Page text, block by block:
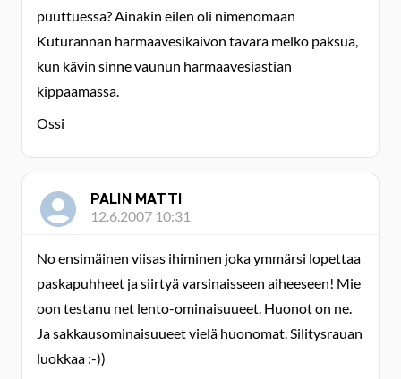
puuttuessa? Ainakin eilen oli nimenomaan
Kuturannan harmaavesikaivon tavara melko paksua,
kun kävin sinne vaunun harmaavesiastian
kippaamassa.
Ossi
PALIN MATTI
12.6.2007 10:31
No ensimäinen viisas ihiminen joka ymmärsi lopettaa
paskapuhheet ja siirtyä varsinaisseen aiheeseen! Mie
oon testanu net lento-ominaisuueet. Huonot on ne.
Ja sakkausominaisuueet vielä huonomat. Silitysrauan
luokkaa :-))